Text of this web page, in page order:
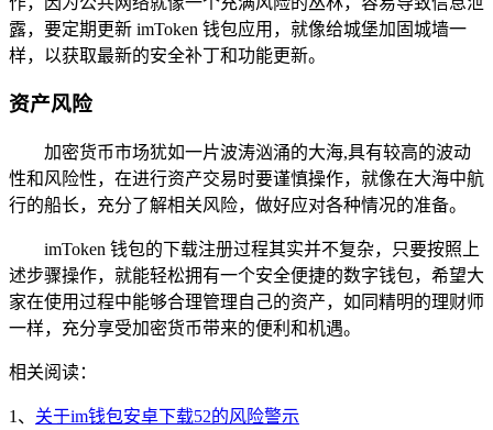
露，要定期更新 imToken 钱包应用，就像给城堡加固城墙一
样，以获取最新的安全补丁和功能更新。
资产风险
加密货币市场犹如一片波涛汹涌的大海,具有较高的波动
性和风险性，在进行资产交易时要谨慎操作，就像在大海中航
行的船长，充分了解相关风险，做好应对各种情况的准备。
imToken 钱包的下载注册过程其实并不复杂，只要按照上
述步骤操作，就能轻松拥有一个安全便捷的数字钱包，希望大
家在使用过程中能够合理管理自己的资产，如同精明的理财师
一样，充分享受加密货币带来的便利和机遇。
相关阅读：
1、 关于im钱包安卓下载52的风险警示